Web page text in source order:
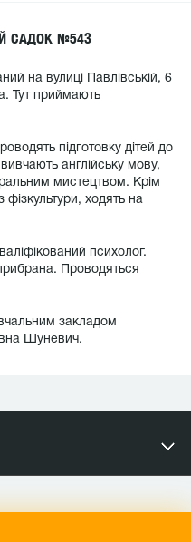
САДОК №543
на вулиці Павлівській, 6
Тут приймають
підготовку дітей до
англійську мову,
мистецтвом. Крім
фізкультури, ходять на
психолог.
Проводяться
закладом
Шуневич.